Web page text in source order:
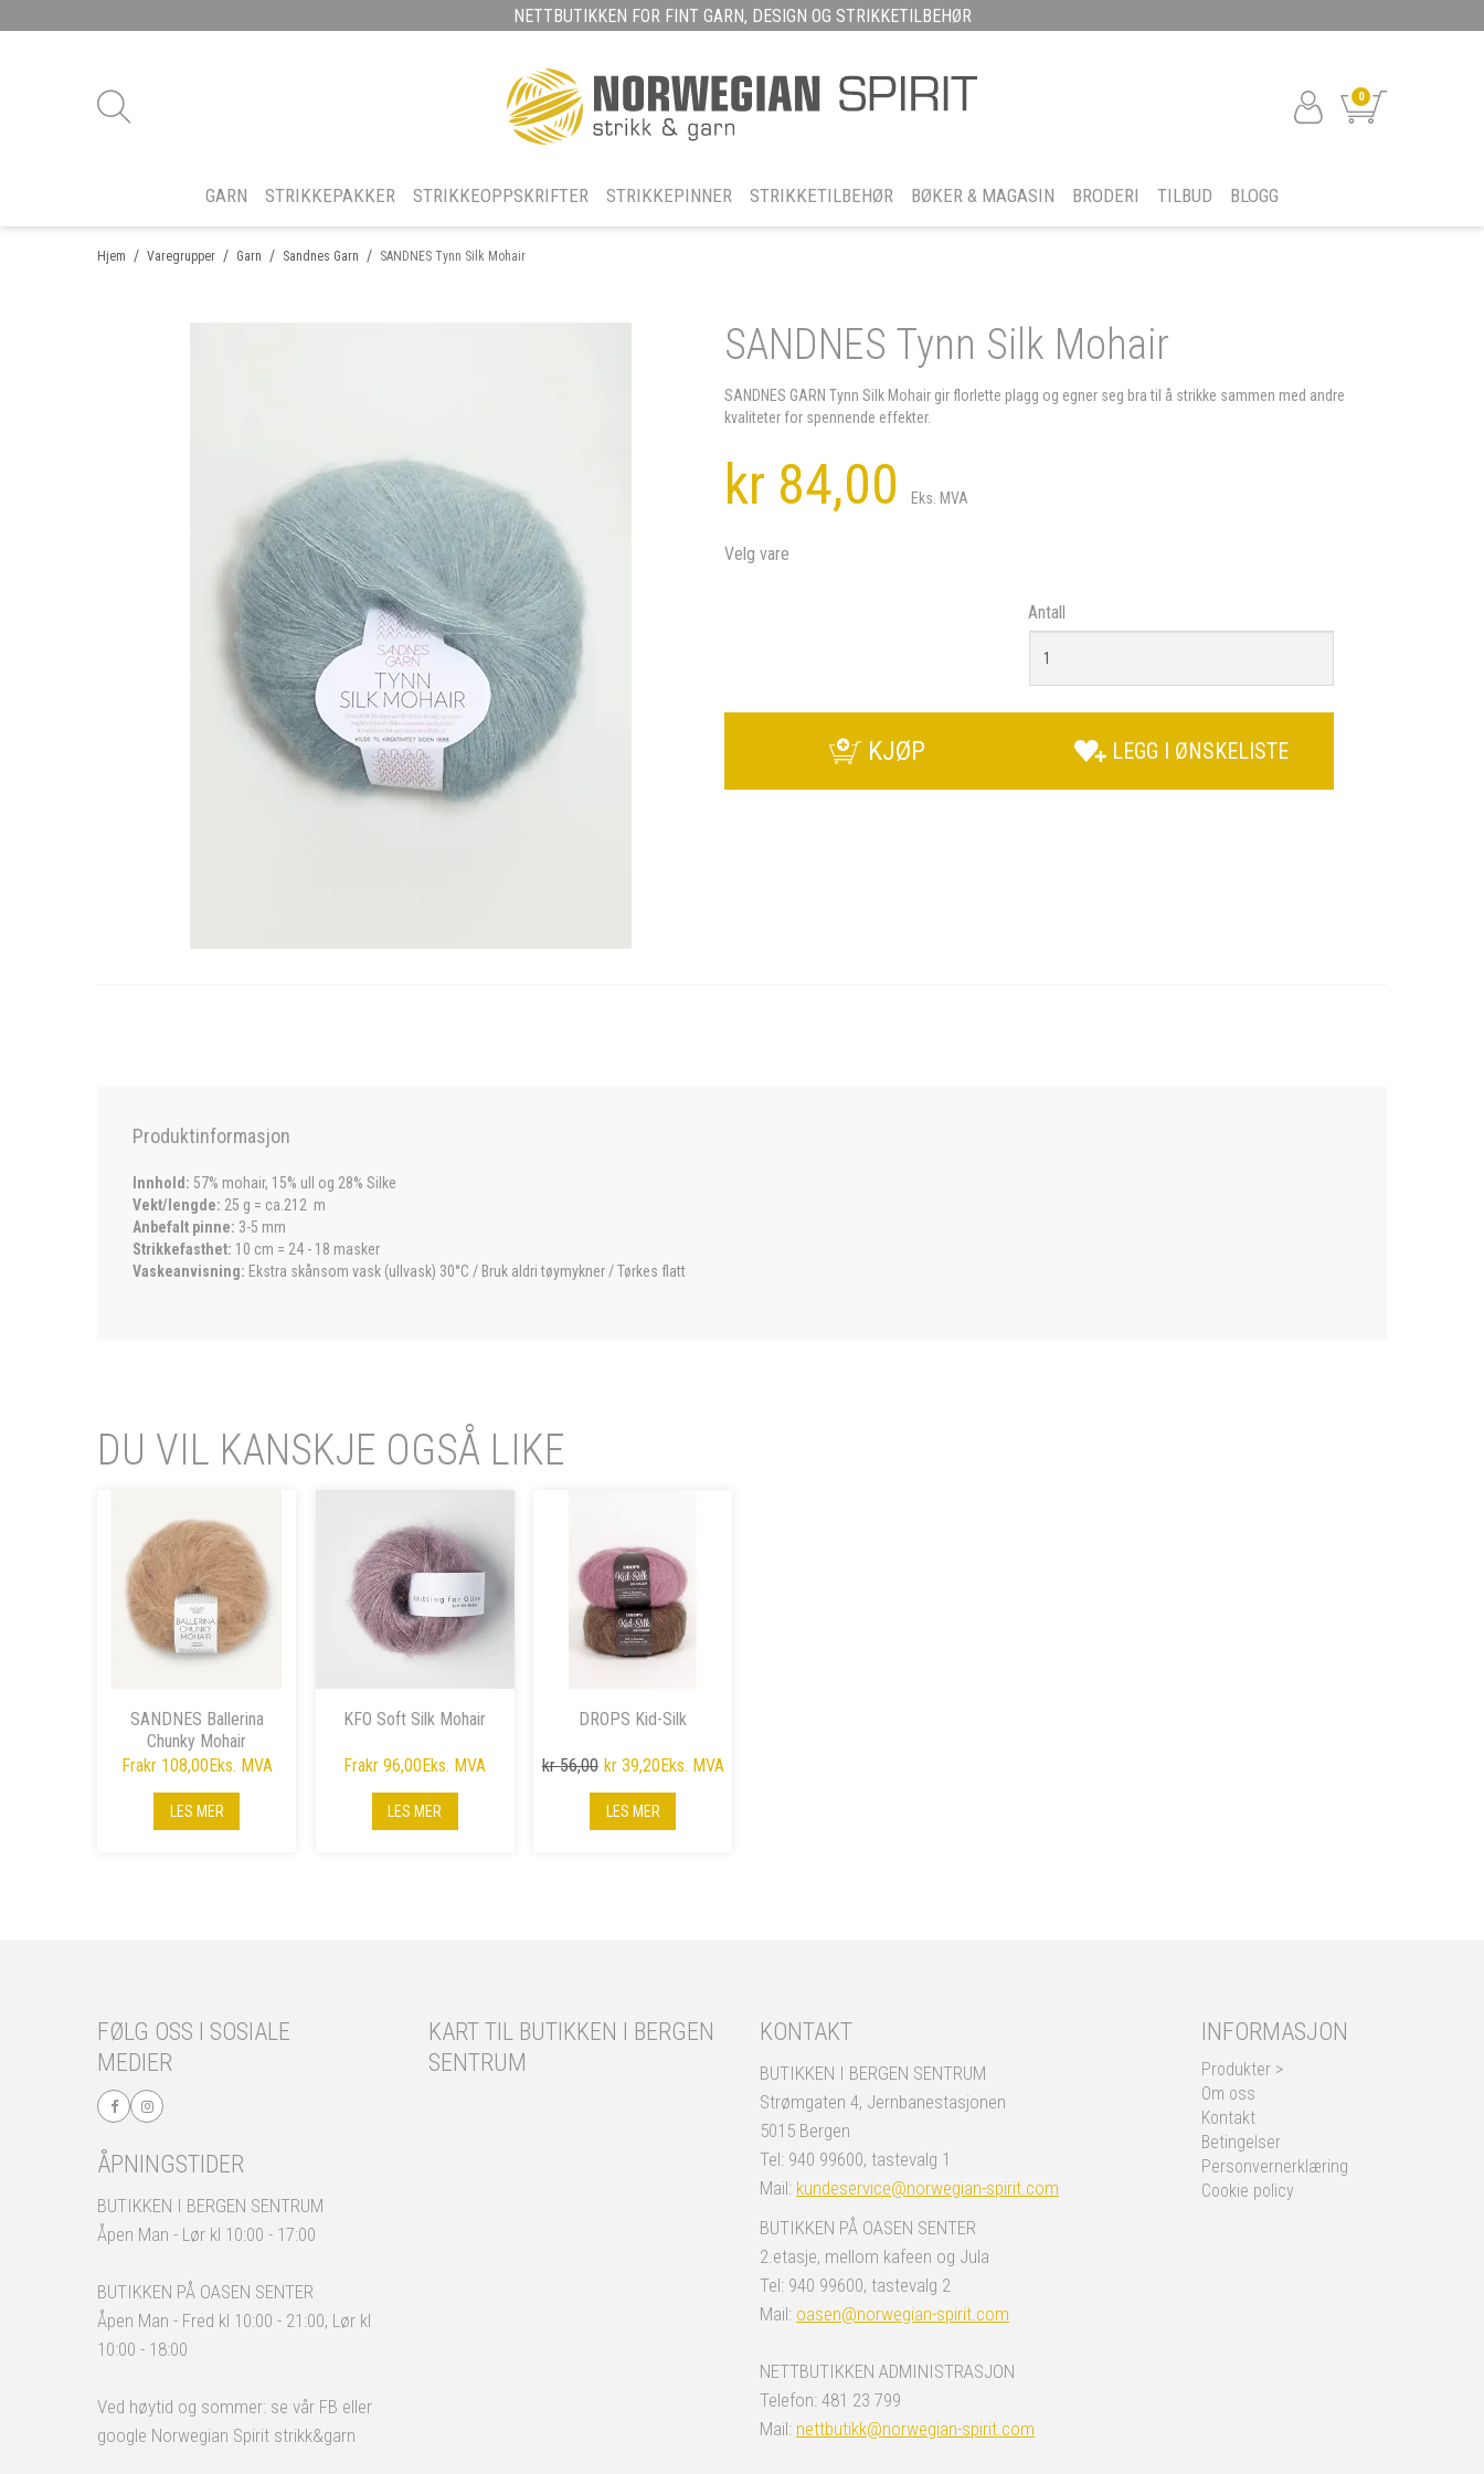
NETTBUTIKKEN FOR FINT GARN, DESIGN OG STRIKKETILBEHØR
0
GARN STRIKKEPAKKER STRIKKEOPPSKRIFTER STRIKKEPINNER STRIKKETILBEHØR BØKER & MAGASIN BRODERI TILBUD BLOGG
/
Hjem /
Varegrupper /
Garn /
Sandnes Garn SANDNES Tynn Silk Mohair
SANDNES Tynn Silk Mohair
SANDNES GARN Tynn Silk Mohair gir florlette plagg og egner seg bra til å strikke sammen med andre
kvaliteter for spennende effekter.
kr 84,00 Eks. MVA
Velg vare
Antall
KJØP LEGG I ØNSKELISTE
Produktinformasjon
Innhold: 57% mohair, 15% ull og 28% Silke
Vekt/lengde: 25 g = ca.212 m
Anbefalt pinne: 3-5 mm
Strikkefasthet: 10 cm = 24 - 18 masker
Vaskeanvisning: Ekstra skånsom vask (ullvask) 30°C / Bruk aldri tøymykner / Tørkes flatt
DU VIL KANSKJE OGSÅ LIKE
SANDNES Ballerina
Chunky Mohair
Frakr 108,00Eks. MVA
LES MER
KFO Soft Silk Mohair
Frakr 96,00Eks. MVA
LES MER
DROPS Kid-Silk
kr 56,00 kr 39,20Eks. MVA
LES MER
FØLG OSS I SOSIALE
MEDIER
ÅPNINGSTIDER
BUTIKKEN I BERGEN SENTRUM
Åpen Man - Lør kl 10:00 - 17:00
BUTIKKEN PÅ OASEN SENTER
Åpen Man - Fred kl 10:00 - 21:00, Lør kl
10:00 - 18:00
Ved høytid og sommer: se vår FB eller
google Norwegian Spirit strikk&garn
KART TIL BUTIKKEN I BERGEN
SENTRUM
KONTAKT
BUTIKKEN I BERGEN SENTRUM
Strømgaten 4, Jernbanestasjonen
5015 Bergen
Tel: 940 99600, tastevalg 1
Mail: kundeservice@norwegian-spirit.com
BUTIKKEN PÅ OASEN SENTER
2.etasje, mellom kafeen og Jula
Tel: 940 99600, tastevalg 2
Mail: oasen@norwegian-spirit.com
NETTBUTIKKEN ADMINISTRASJON
Telefon: 481 23 799
Mail: nettbutikk@norwegian-spirit.com
INFORMASJON
Produkter >
Om oss
Kontakt
Betingelser
Personvernerklæring
Cookie policy